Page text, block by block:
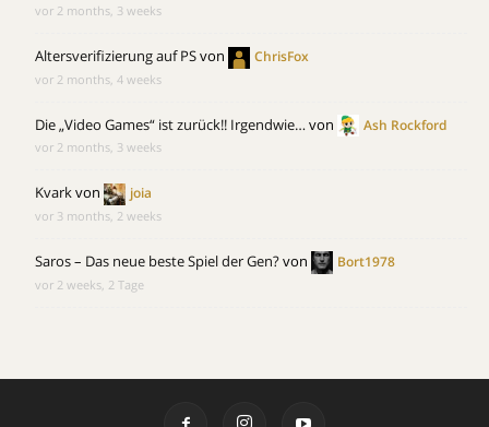
vor 2 months, 3 weeks
Altersverifizierung auf PSvon ChrisFox
vor 2 months, 4 weeks
Die „Video Games“ ist zurück!! Irgendwie…von Ash Rockford
vor 2 months, 3 weeks
Kvarkvon joia
vor 3 months, 2 weeks
Saros – Das neue beste Spiel der Gen?von Bort1978
vor 2 weeks, 2 Tage